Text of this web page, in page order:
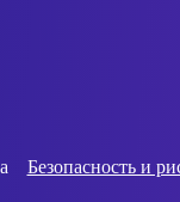
Безопасность и